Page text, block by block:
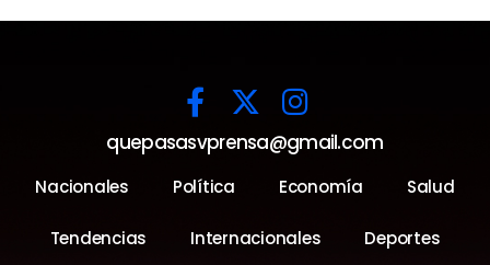
quepasasvprensa@gmail.com
Nacionales Política Economía Salud
Tendencias Internacionales Deportes